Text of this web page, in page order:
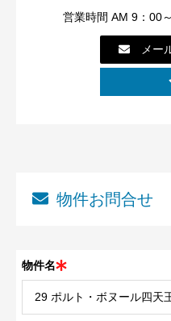
営業時間 AM 9：00
メー
物件お問合せ
物件名